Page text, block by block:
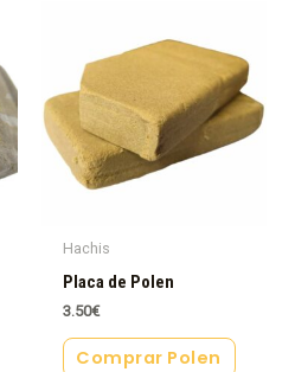
Hachis
Placa de Polen
3.50€
Comprar Polen